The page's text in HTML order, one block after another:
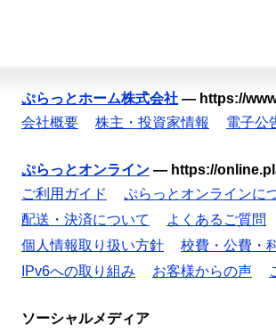
ぷらっとホーム株式会社 — https://
会社概要
株主・投資家情報 電子公
ぷらっとオンライン — https://
ご利用ガイド
ぷらっとオンラインに
配送・決済について
よくあるご質問
個人情報取り扱い方針
校費・公費・
IPv6への取り組み
お客様からの声
ソーシャルメディア